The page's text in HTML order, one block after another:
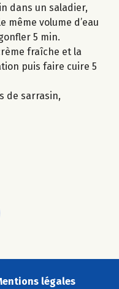
dans un saladier,
même volume d’eau
5 min.
fraîche et la
puis faire cuire 5
de sarrasin,
légales